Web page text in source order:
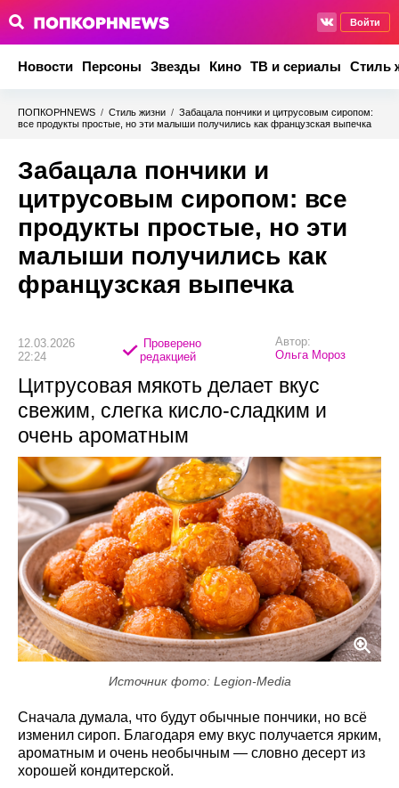
Войти
Новости Персоны Звезды Кино ТВ и сериалы Стиль
ПОПКОРНNEWS / Стиль жизни / Забацала пончики и цитрусовым сиропом:
все продукты простые, но эти малыши получились как французская выпечка
Забацала пончики и
цитрусовым сиропом: все
продукты простые, но эти
малыши получились как
французская выпечка
12.03.2026
22:24
Проверено
редакцией
Автор:
Ольга Мороз
Цитрусовая мякоть делает вкус
свежим, слегка кисло-сладким и
очень ароматным
Источник фото: Legion-Media
Сначала думала, что будут обычные пончики, но всё
изменил сироп. Благодаря ему вкус получается ярким,
ароматным и очень необычным — словно десерт из
хорошей кондитерской.